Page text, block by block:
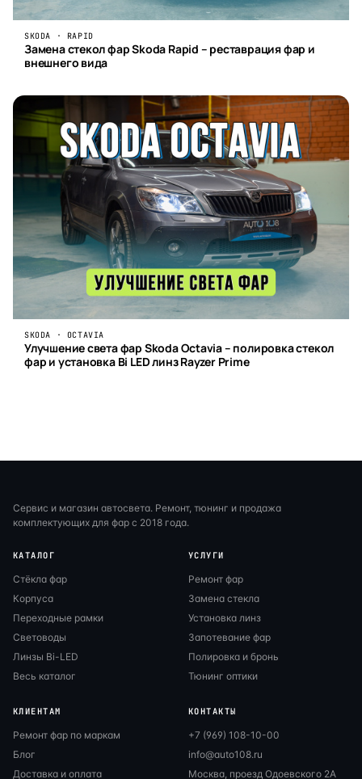
SKODA · RAPID
Замена стекол фар Skoda Rapid – реставрация фар и
внешнего вида
SKODA · OCTAVIA
Улучшение света фар Skoda Octavia – полировка стекол
фар и установка Bi LED линз Rayzer Prime
Сервис и магазин автосвета. Ремонт, тюнинг и продажа
комплектующих для фар с 2018 года.
КАТАЛОГ
Стёкла фар
Корпуса
Переходные рамки
Световоды
Линзы Bi-LED
Весь каталог
УСЛУГИ
Ремонт фар
Замена стекла
Установка линз
Запотевание фар
Полировка и бронь
Тюнинг оптики
КЛИЕНТАМ
Ремонт фар по маркам
Блог
Доставка и оплата
КОНТАКТЫ
+7 (969) 108-10-00
info@auto108.ru
Москва, проезд Одоевского 2А